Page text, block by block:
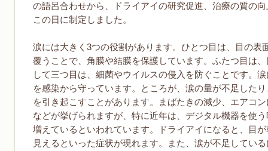
の語呂合わせから、ドライアイの研究促進、治療の質の
この日に制定しました。
涙には大きく3つの役割があります。ひとつ目は、目の
覆うことで、角膜や結膜を保護しています。ふたつ目は
して三つ目は、細菌やウイルスの侵入を防ぐことです。
を感染から守っています。ところが、涙の量が不足した
を引き起こすことがあります。まばたきの減少、エアコ
などが挙げられますが、特に近年は、デジタル機器を使
増えているといわれています。ドライアイになると、目
見えるといった症状が現れます。また、涙が不足してい